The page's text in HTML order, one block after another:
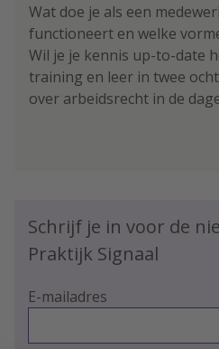
Wat doe je als een
functioneert en welke
Wil je je kennis up-to-date
training en leer in twee
over arbeidsrecht in de
Schrijf je in voor de
Praktijk Signaal
E-mailadres